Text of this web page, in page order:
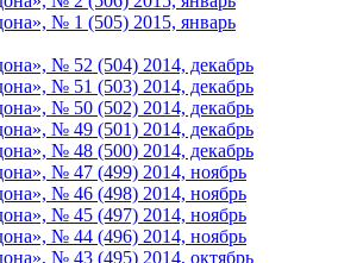
№ 1 (505) 2015, январь
№ 52 (504) 2014, декабрь
№ 51 (503) 2014, декабрь
№ 50 (502) 2014, декабрь
№ 49 (501) 2014, декабрь
№ 48 (500) 2014, декабрь
№ 47 (499) 2014, ноябрь
№ 46 (498) 2014, ноябрь
№ 45 (497) 2014, ноябрь
№ 44 (496) 2014, ноябрь
№ 43 (495) 2014, октябрь